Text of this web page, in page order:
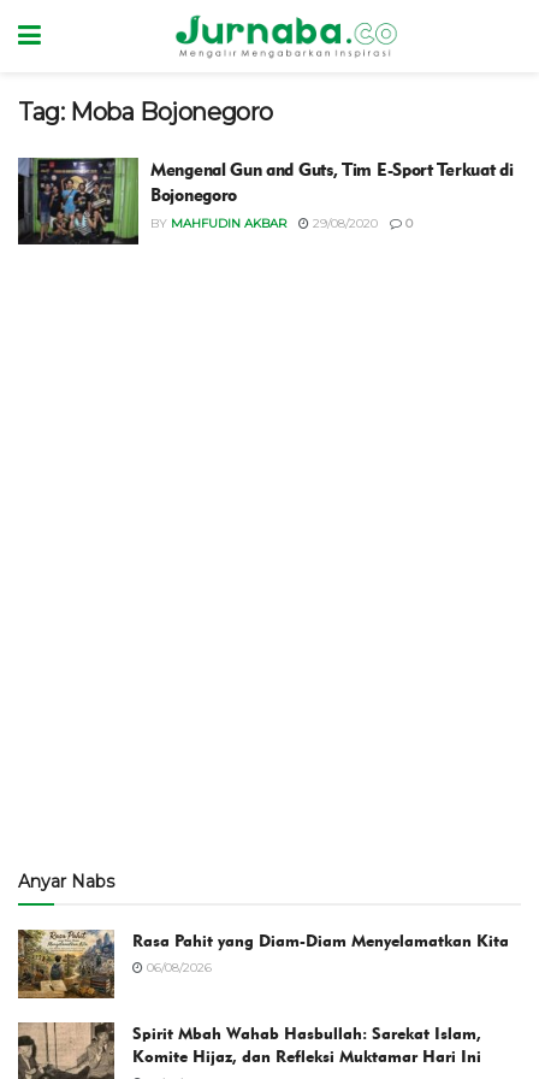
Tag: Moba Bojonegoro
Mengenal Gun and Guts, Tim E-Sport Terkuat di
Bojonegoro
BY MAHFUDIN AKBAR 29/08/2020 0
Anyar Nabs
Rasa Pahit yang Diam-Diam Menyelamatkan Kita
06/08/2026
Spirit Mbah Wahab Hasbullah: Sarekat Islam,
Komite Hijaz, dan Refleksi Muktamar Hari Ini